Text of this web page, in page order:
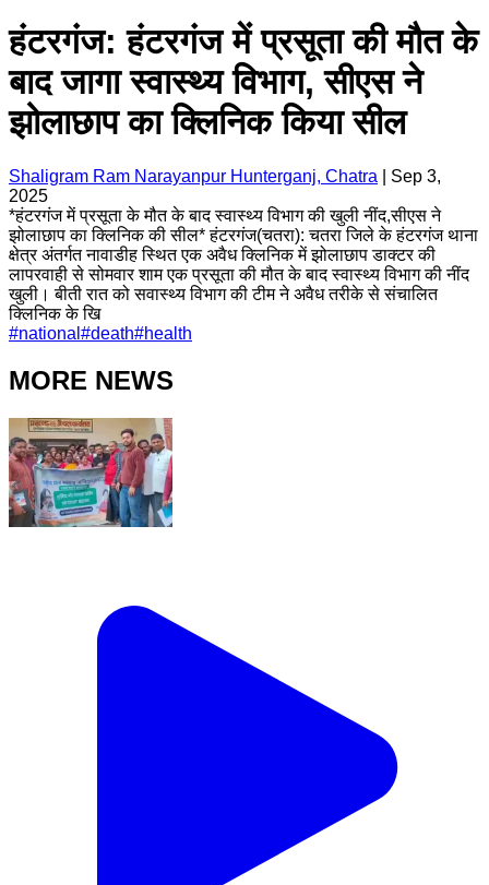
हंटरगंज: हंटरगंज में प्रसूता की मौत के
बाद जागा स्वास्थ्य विभाग, सीएस ने
झोलाछाप का क्लिनिक किया सील
Shaligram Ram Narayanpur Hunterganj, Chatra
Sep 3,
2025
*हंटरगंज में प्रसूता के मौत के बाद स्वास्थ्य विभाग की खुली नींद,सीएस ने
झोलाछाप का क्लिनिक की सील* हंटरगंज(चतरा): चतरा जिले के हंटरगंज थाना
क्षेत्र अंतर्गत नावाडीह स्थित एक अवैध क्लिनिक में झोलाछाप डाक्टर की
लापरवाही से सोमवार शाम एक प्रसूता की मौत के बाद स्वास्थ्य विभाग की नींद
खुली। बीती रात को सवास्थ्य विभाग की टीम ने अवैध तरीके से संचालित
क्लिनिक के खि
#national #death#health
MORE NEWS